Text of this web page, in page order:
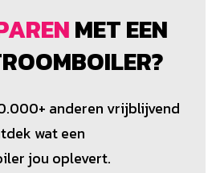
MET EEN
anderen vrijblijvend
wat een
jou oplevert.